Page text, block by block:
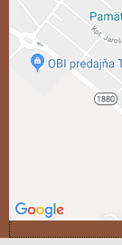
Externý
Povoliť a